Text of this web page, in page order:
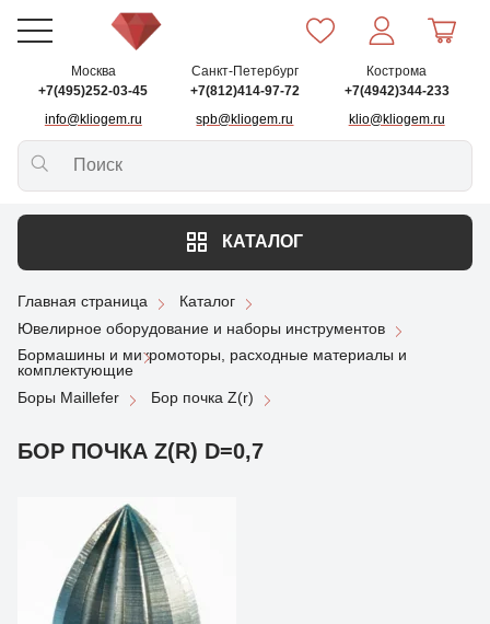
Москва
+7(495)252-03-45
info@kliogem.ru
Санкт-Петербург
+7(812)414-97-72
spb@kliogem.ru
Кострома
+7(4942)344-233
klio@kliogem.ru
КАТАЛОГ
Главная страница
Каталог
Ювелирное оборудование и наборы инструментов
Бормашины и микромоторы, расходные материалы и
комплектующие
Боры Maillefer
Бор почка Z(r)
БОР ПОЧКА Z(R) D=0,7